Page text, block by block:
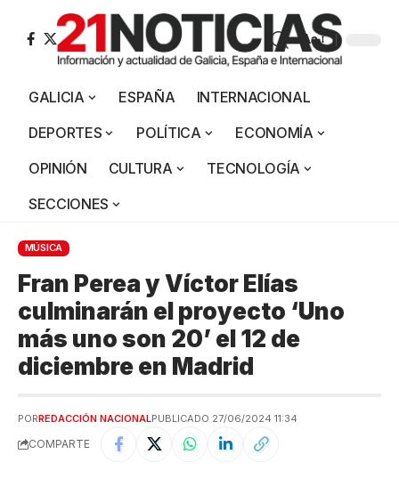
Aa
GALICIA ESPAÑA
INTERNACIONAL
DEPORTES
POLÍTICA
ECONOMÍA
OPINIÓN
CULTURA
TECNOLOGÍA
SECCIONES
MÚSICA
Fran Perea y Víctor Elías
culminarán el proyecto ‘Uno
más uno son 20’ el 12 de
diciembre en Madrid
PORREDACCIÓN NACIONALPUBLICADO 27/06/2024 11:34
COMPARTE